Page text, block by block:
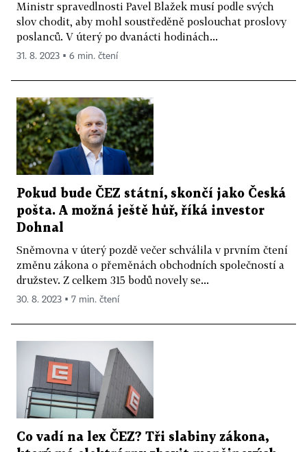
Ministr spravedlnosti Pavel Blažek musí podle svých
slov chodit, aby mohl soustředěně poslouchat proslovy
poslanců. V úterý po dvanácti hodinách...
31. 8. 2023 ▪ 6 min. čtení
Pokud bude ČEZ státní, skončí jako Česká
pošta. A možná ještě hůř, říká investor
Dohnal
Sněmovna v úterý pozdě večer schválila v prvním čtení
změnu zákona o přeměnách obchodních společností a
družstev. Z celkem 315 bodů novely se...
30. 8. 2023 ▪ 7 min. čtení
Co vadí na lex ČEZ? Tři slabiny zákona,